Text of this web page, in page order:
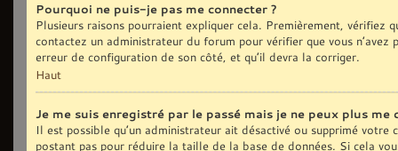
Pourquoi ne puis-je pas me connecter ?
Plusieurs raisons pourraient expliquer cela. Premièrement, vérifiez
contactez un administrateur du forum pour vérifier que vous
erreur de configuration de son côté, et qu’il devra la corriger.
Haut
Je me suis enregistré par le passé mais je ne peux plus me
Il est possible qu’un administrateur ait désactivé ou supprimé
postant pas pour réduire la taille de la base de données. Si cela